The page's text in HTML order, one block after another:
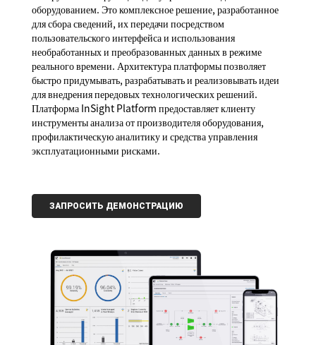
оборудованием. Это комплексное решение, разработанное
для сбора сведений, их передачи посредством
пользовательского интерфейса и использования
необработанных и преобразованных данных в режиме
реального времени. Архитектура платформы позволяет
быстро придумывать, разрабатывать и реализовывать идеи
для внедрения передовых технологических решений.
Платформа InSight Platform предоставляет клиенту
инструменты анализа от производителя оборудования,
профилактическую аналитику и средства управления
эксплуатационными рисками.
ЗАПРОСИТЬ ДЕМОНСТРАЦИЮ